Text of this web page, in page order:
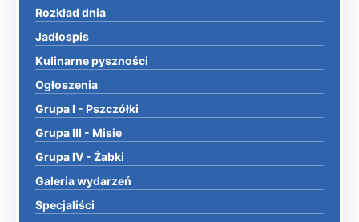
Rozkład dnia
Jadłospis
Kulinarne pyszności
Ogłoszenia
Grupa I - Pszczółki
Grupa III - Misie
Grupa IV - Żabki
Galeria wydarzeń
Specjaliści